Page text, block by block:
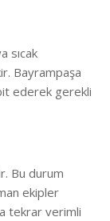
sıcak
Bayrampaşa
ederek gerekli
Bu durum
ekipler
tekrar verimli